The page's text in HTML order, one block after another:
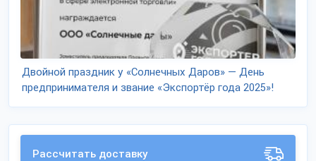
Двойной праздник у «Солнечных Даров» — День
предпринимателя и звание «Экспортёр года 2025»!
Рассчитать доставку